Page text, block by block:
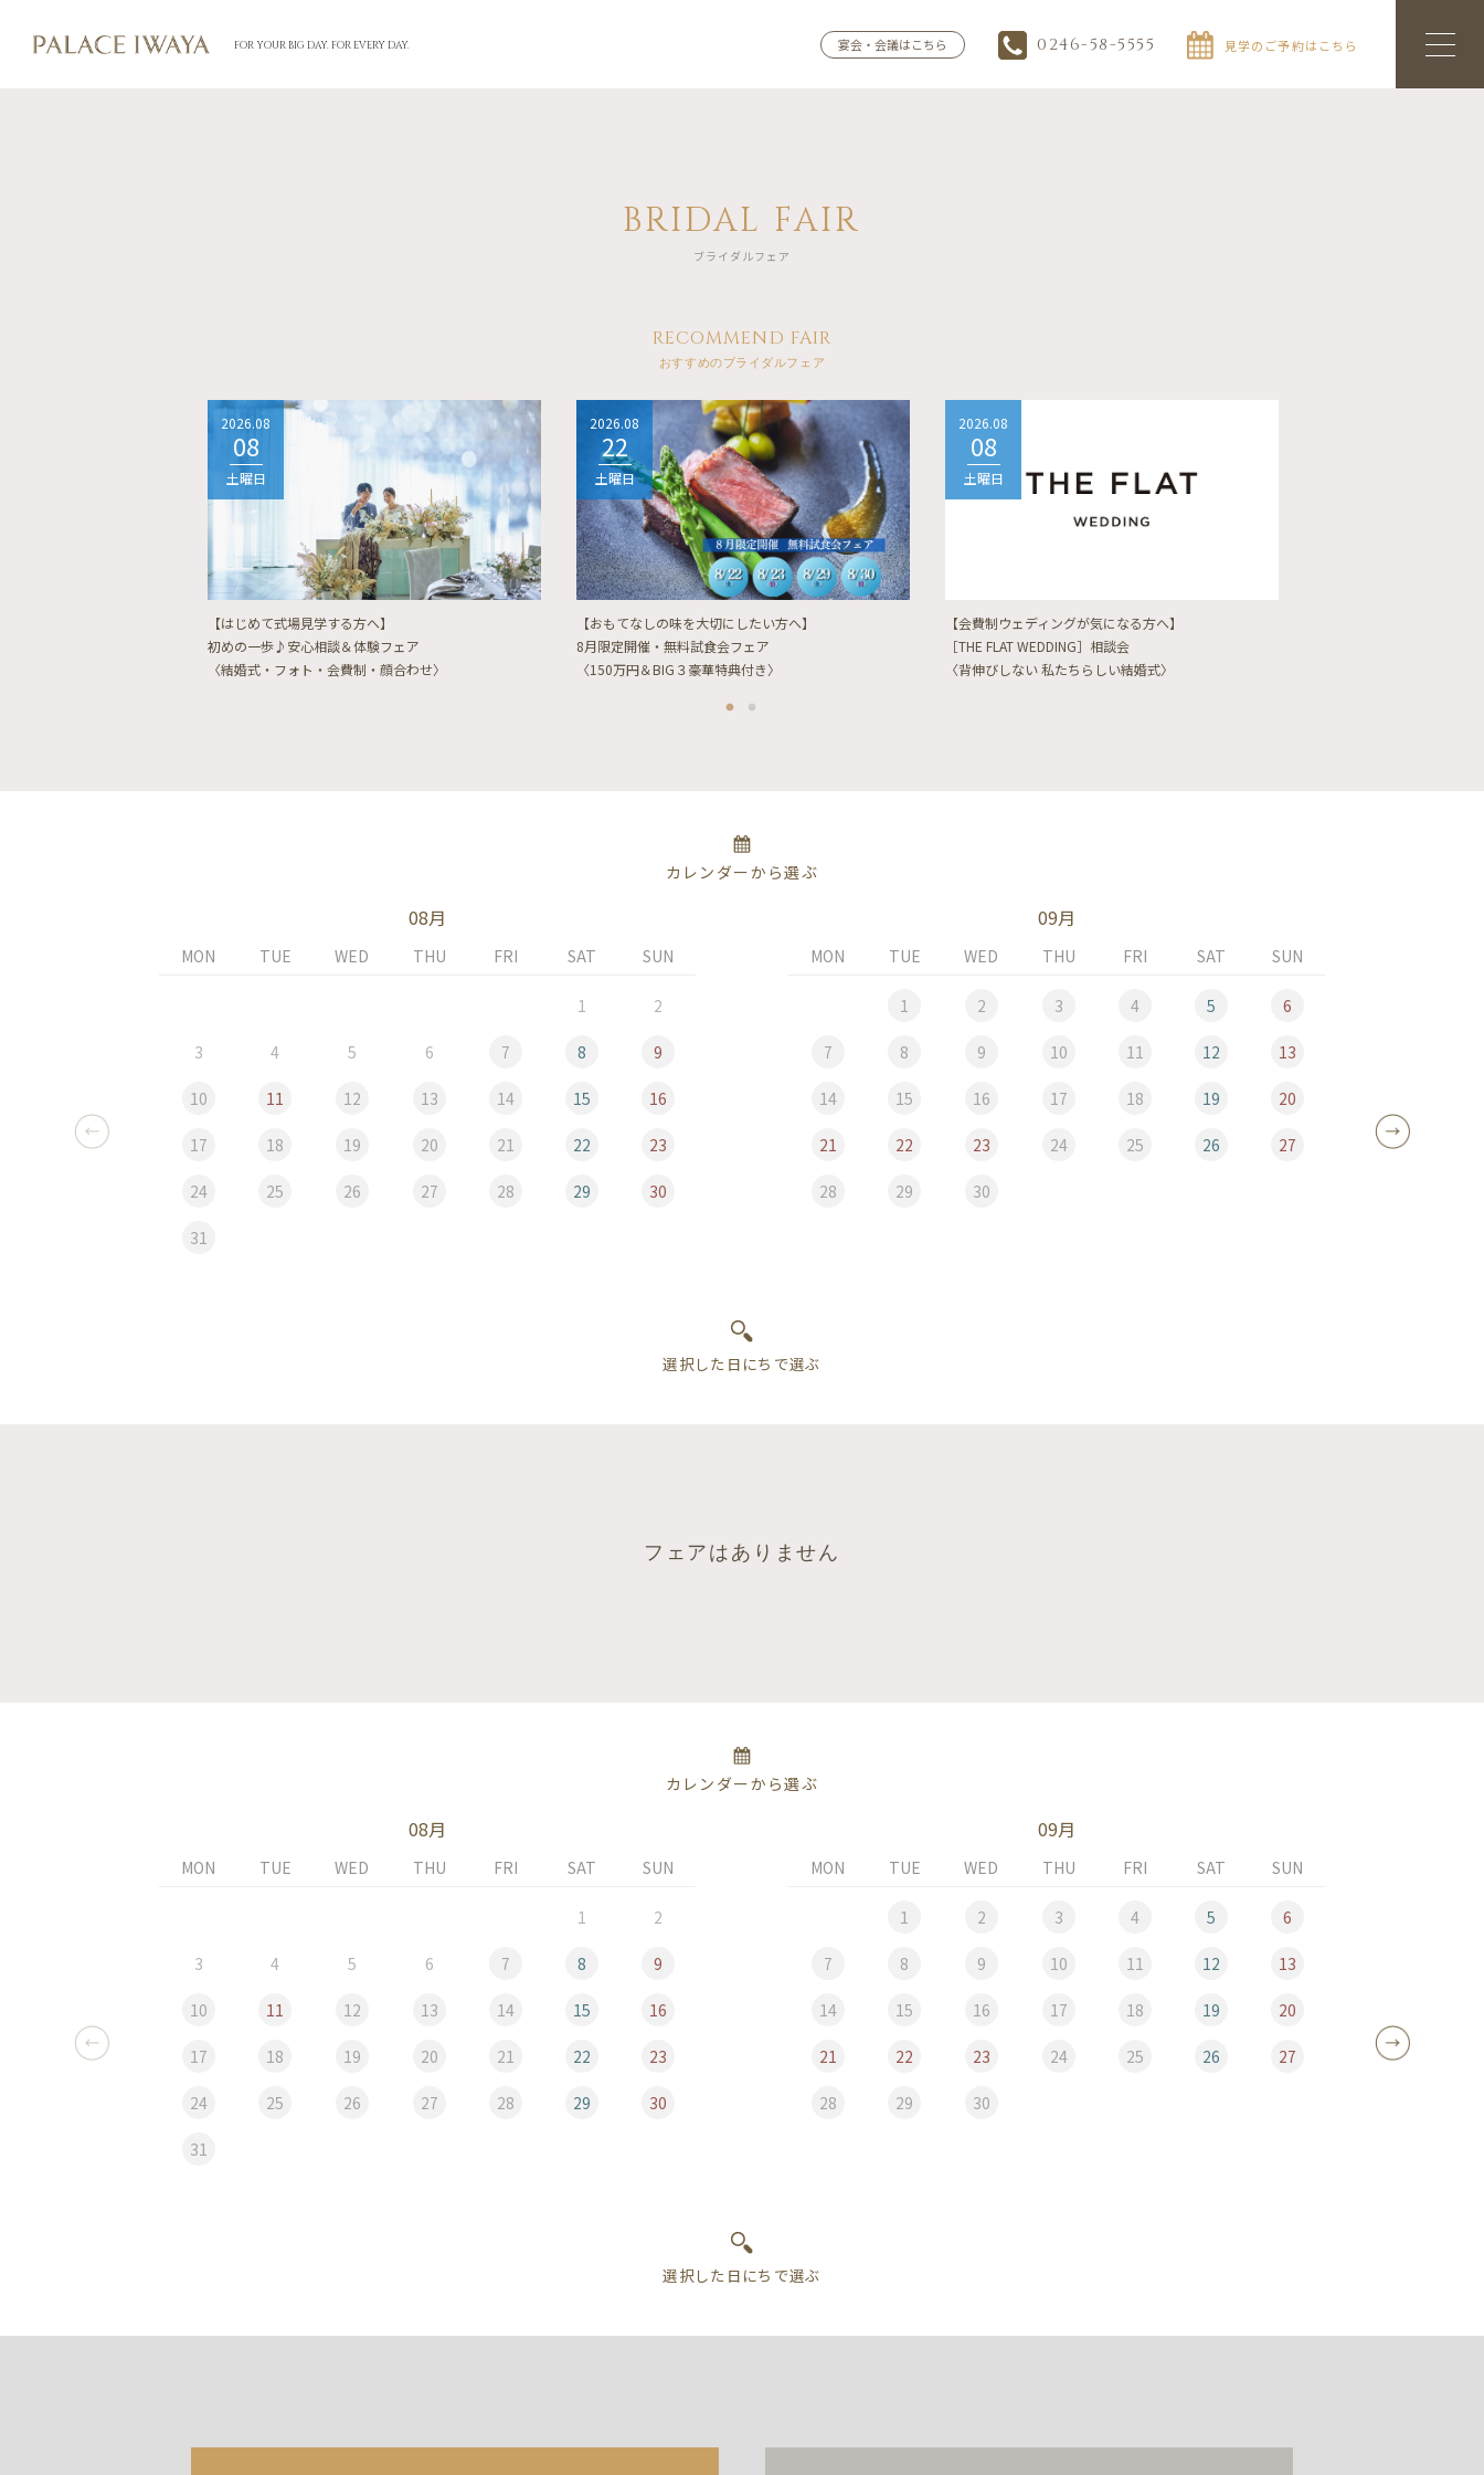
FOR YOUR BIG DAY. FOR EVERY DAY. 宴会・会議はこちら 0246-58-5555 見学のご予約はこちら
BRIDAL FAIR
ブライダルフェア
RECOMMEND FAIR
おすすめのブライダルフェア
2026.08
08
土曜日
【はじめて式場見学する方へ】
初めの一歩♪安心相談＆体験フェア
〈結婚式・フォト・会費制・顔合わせ〉
2026.08
22
土曜日
【おもてなしの味を大切にしたい方へ】
8月限定開催・無料試食会フェア
〈150万円＆BIG３豪華特典付き〉
2026.08
08
土曜日
【会費制ウェディングが気になる方へ】
［THE FLAT WEDDING］相談会
〈背伸びしない 私たちらしい結婚式〉
カレンダーから選ぶ
08月
MON TUE WED THU FRI SAT SUN
1 2
3 4 5 6 7 8 9
10 11 12 13 14 15 16
17 18 19 20 21 22 23
24 25 26 27 28 29 30
31
09月
MON TUE WED THU FRI SAT SUN
1 2 3 4 5 6
7 8 9 10 11 12 13
14 15 16 17 18 19 20
21 22 23 24 25 26 27
28 29 30
フェアはありません
カレンダーから選ぶ
08月
MON TUE WED THU FRI SAT SUN
1 2
3 4 5 6 7 8 9
10 11 12 13 14 15 16
17 18 19 20 21 22 23
24 25 26 27 28 29 30
31
09月
MON TUE WED THU FRI SAT SUN
1 2 3 4 5 6
7 8 9 10 11 12 13
14 15 16 17 18 19 20
21 22 23 24 25 26 27
28 29 30